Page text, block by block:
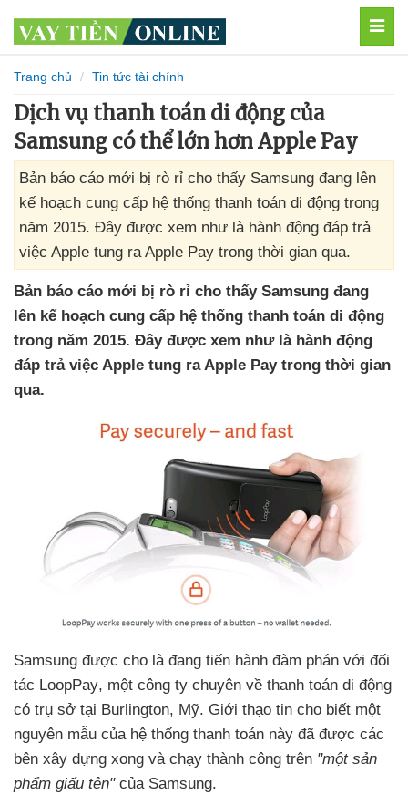
Trang chủ Tin tức tài chính
Dịch vụ thanh toán di động của
Samsung có thể lớn hơn Apple Pay
Bản báo cáo mới bị rò rỉ cho thấy Samsung đang lên
kế hoạch cung cấp hệ thống thanh toán di động trong
năm 2015. Đây được xem như là hành động đáp trả
việc Apple tung ra Apple Pay trong thời gian qua.
Bản báo cáo mới bị rò rỉ cho thấy Samsung đang
lên kế hoạch cung cấp hệ thống thanh toán di động
trong năm 2015. Đây được xem như là hành động
đáp trả việc Apple tung ra Apple Pay trong thời gian
qua.
Samsung được cho là đang tiến hành đàm phán với đối
tác LoopPay, một công ty chuyên về thanh toán di động
có trụ sở tại Burlington, Mỹ. Giới thạo tin cho biết một
nguyên mẫu của hệ thống thanh toán này đã được các
bên xây dựng xong và chạy thành công trên "một sản
phẩm giấu tên" của Samsung.